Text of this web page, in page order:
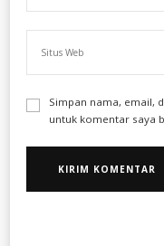
Simpan nama, email,
untuk komentar saya